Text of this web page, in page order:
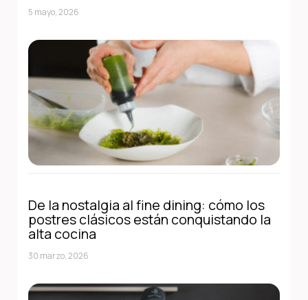
5 mayo, 2026
De la nostalgia al fine dining: cómo los
postres clásicos están conquistando la
alta cocina
30 marzo, 2026